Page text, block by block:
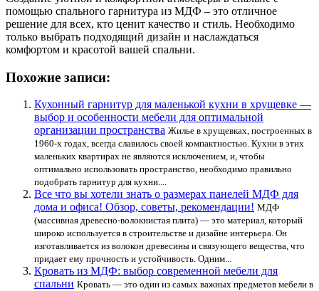
помощью спального гарнитура из МДФ – это отличное
решение для всех, кто ценит качество и стиль. Необходимо
только выбрать подходящий дизайн и наслаждаться
комфортом и красотой вашей спальни.
Похожие записи:
Кухонный гарнитур для маленькой кухни в хрущевке —
выбор и особенности мебели для оптимальной
организации пространства Жилье в хрущевках, построенных в
1960-х годах, всегда славилось своей компактностью. Кухни в этих
маленьких квартирах не являются исключением, и, чтобы
оптимально использовать пространство, необходимо правильно
подобрать гарнитур для кухни....
Все что вы хотели знать о размерах панелей МДФ для
дома и офиса! Обзор, советы, рекомендации! МДФ
(массивная древесно-волокнистая плита) — это материал, который
широко используется в строительстве и дизайне интерьера. Он
изготавливается из волокон древесины и связующего вещества, что
придает ему прочность и устойчивость. Одним...
Кровать из МДФ: выбор современной мебели для
спальни Кровать — это один из самых важных предметов мебели в